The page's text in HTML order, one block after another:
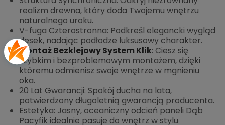
realizm drewna, który doda Twojemu wnętrzu
naturalnego uroku.
V-fuga Czterostronna: Podkreśl elegancki wygląd
desek, nadając podłodze luksusowy charakter.
Montaż Bezklejowy System Klik: Ciesz się
szybkim i bezproblemowym montażem, dzięki
któremu odmienisz swoje wnętrze w mgnieniu
oka.
20 Lat Gwarancji: Spokój ducha na lata,
potwierdzony długoletnią gwarancją producenta.
Estetyka: Jasny, oceaniczny odcień paneli Dąb
Pacyfik idealnie pasuje do wnętrz w stylu